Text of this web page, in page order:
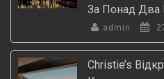
За Понад Два
admin
Christie’s